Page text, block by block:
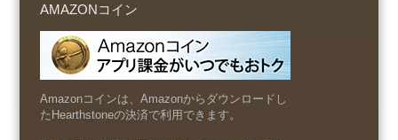
AMAZONコイン
Amazonコインは、Amazonからダウンロードし
たHearthstoneの決済で利用できます。